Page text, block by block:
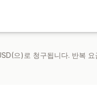
으)로 청구됩니다. 반복